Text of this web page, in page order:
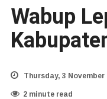
Wabup
Thursday, 3 November
2 minute read